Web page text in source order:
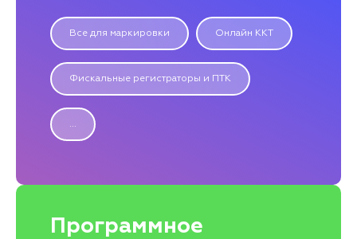
Все для маркировки Онлайн ККТ
Фискальные регистраторы и ПТК
...
Программное